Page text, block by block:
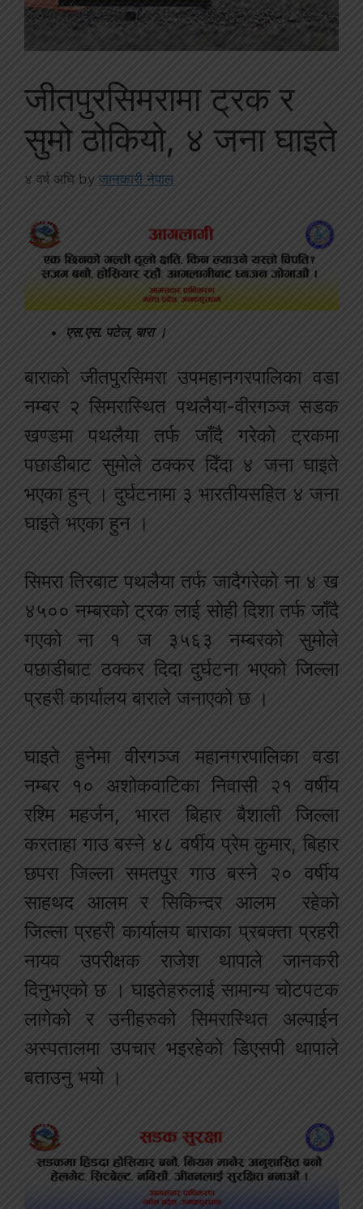
जीतपुरसिमरामा ट्रक र
सुमो ठोकियो, ४ जना घाइते
४ वर्ष अघि by जानकारी नेपाल
एस.एस. पटेल, बारा ।
बाराको जीतपुरसिमरा उपमहानगरपालिका वडा
नम्बर २ सिमरास्थित पथलैया-वीरगञ्ज सडक
खण्डमा पथलैया तर्फ जाँदै गरेको ट्रकमा
पछाडीबाट सुमोले ठक्कर दिँदा ४ जना घाइते
भएका हुन् । दुर्घटनामा ३ भारतीयसहित ४ जना
घाइते भएका हुन ।
सिमरा तिरबाट पथलैया तर्फ जादैगरेको ना ४ ख
४५०० नम्बरको ट्रक लाई सोही दिशा तर्फ जाँदै
गएको ना १ ज ३५६३ नम्बरको सुमोले
पछाडीबाट ठक्कर दिदा दुर्घटना भएको जिल्ला
प्रहरी कार्यालय बाराले जनाएको छ ।
घाइते हुनेमा वीरगञ्ज महानगरपालिका वडा
नम्बर १० अशोकवाटिका निवासी २१ वर्षीय
रश्मि महर्जन, भारत बिहार बैशाली जिल्ला
करताहा गाउ बस्ने ४८ वर्षीय प्रेम कुमार, बिहार
छपरा जिल्ला समतपुर गाउ बस्ने २० वर्षीय
साहथद आलम र सिकिन्दर आलम रहेको
जिल्ला प्रहरी कार्यालय बाराका प्रबक्ता प्रहरी
नायव उपरीक्षक राजेश थापाले जानकरी
दिनुभएको छ । घाइतेहरुलाई सामान्य चोटपटक
लागेको र उनीहरुको सिमरास्थित अल्पाईन
अस्पतालमा उपचार भइरहेको डिएसपी थापाले
बताउनु भयो ।